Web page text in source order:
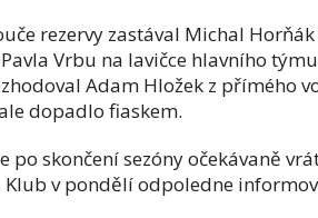
rezervy zastával Michal
Vrbu na lavičce hlavního
Adam Hložek z přímého
dopadlo fiaskem.
po skončení sezóny očekávaně
Klub v pondělí odpoledne